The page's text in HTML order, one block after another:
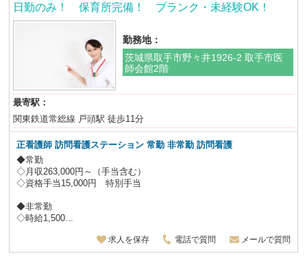
日勤のみ！ 保育所完備！ ブランク・未経験OK！
勤務地：
茨城県取手市野々井1926-2 取手市医
師会館2階
最寄駅：
関東鉄道常総線 戸頭駅 徒歩11分
正看護師訪問看護ステーション 常勤 非常勤 訪問看護
◆常勤
◇月収263,000円～（手当含む）
◇資格手当15,000円 特別手当
◆非常勤
◇時給1,500...
求人を保存 電話で質問 メールで質問